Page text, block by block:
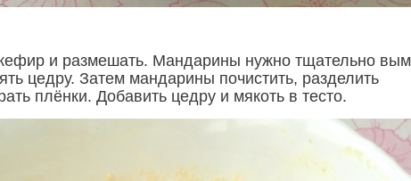
и размешать. Мандарины нужно тщательно
цедру. Затем мандарины почистить, разделить
плёнки. Добавить цедру и мякоть в тесто.